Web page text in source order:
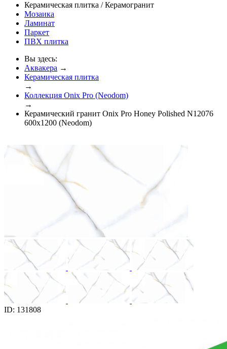
Керамическая плитка / Керамогранит
Мозаика
Ламинат
Паркет
ПВХ плитка
Вы здесь:
Аквакера →
Керамическая плитка
→
Коллекция Onix Pro (Neodom)
→
Керамический гранит Onix Pro Honey Polished N12076
600x1200 (Neodom)
ID: 131808